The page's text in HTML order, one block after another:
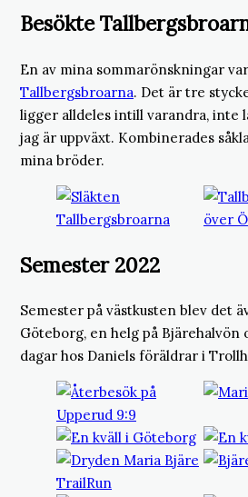
Besökte
En av mina sommarönskningar
Tallbergsbroarna. Det är tre
ligger alldeles intill varandra, inte
jag är uppväxt. Kombinerades
mina bröder.
Semester 2022
Semester på västkusten blev det
Göteborg, en helg på Bjärehalvön
dagar hos Daniels föräldrar i